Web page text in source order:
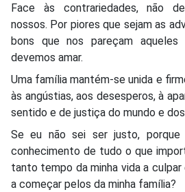
Face às contrariedades, não
nossos. Por piores que sejam as
bons que nos pareçam
devemos amar.
Uma família mantém-se unida e
às angústias, aos desesperos, à
sentido e de justiça do mundo e
Se eu não sei ser justo,
conhecimento de tudo o que
tanto tempo da minha vida a
a começar pelos da minha família?